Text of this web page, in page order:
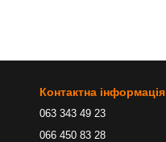
Контактна інформація
063 343 49 23
066 450 83 28